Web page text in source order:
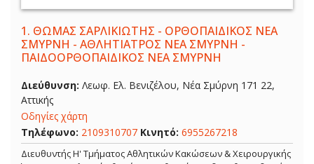
1. ΘΩΜΑΣ ΣΑΡΛΙΚΙΩΤΗΣ - ΟΡΘΟΠΑΙΔΙΚΟΣ ΝΕΑ
ΣΜΥΡΝΗ - ΑΘΛΗΤΙΑΤΡΟΣ ΝΕΑ ΣΜΥΡΝΗ -
ΠΑΙΔΟΟΡΘΟΠΑΙΔΙΚΟΣ ΝΕΑ ΣΜΥΡΝΗ
Διεύθυνση: Λεωφ. Ελ. Βενιζέλου, Νέα Σμύρνη 171 22,
Αττικής
Οδηγίες χάρτη
Τηλέφωνο: 2109310707 Κινητό: 6955267218
Διευθυντής Η' Τμήματος Αθλητικών Κακώσεων & Χειρουργικής